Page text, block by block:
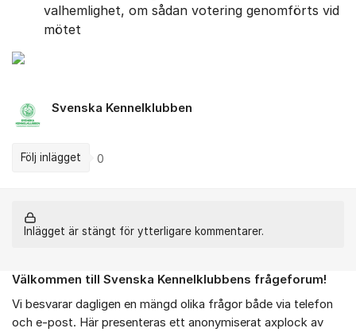
valhemlighet, om sådan votering genomförts vid
mötet
Svenska Kennelklubben
Följ inlägget 0
Inlägget är stängt för ytterligare kommentarer.
Om forumet
Välkommen till Svenska Kennelklubbens frågeforum!
Vi besvarar dagligen en mängd olika frågor både via telefon
och e-post. Här presenteras ett anonymiserat axplock av